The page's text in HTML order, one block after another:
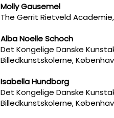
Molly Gausemel
The Gerrit Rietveld
Alba Noelle Schoch
Det Kongelige Danske
Billedkunstskolerne,
Isabella Hundborg
Det Kongelige Danske
Billedkunstskolerne,